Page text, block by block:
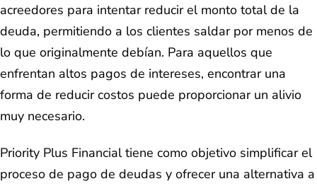
acreedores para intentar reducir el monto total de la
deuda, permitiendo a los clientes saldar por menos de
lo que originalmente debían. Para aquellos que
enfrentan altos pagos de intereses, encontrar una
forma de reducir costos puede proporcionar un alivio
muy necesario.
Priority Plus Financial tiene como objetivo simplificar el
proceso de pago de deudas y ofrecer una alternativa a